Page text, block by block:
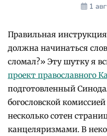
1
Правильная
должна начинаться
сломал?» Эту шутку я
проект православного
подготовленный
богословской
несколько сотен
канцеляризмами. В